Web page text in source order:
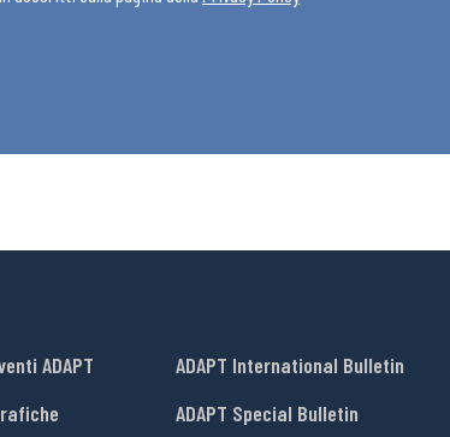
ADAPT
ADAPT International Bulletin
ADAPT Special Bulletin